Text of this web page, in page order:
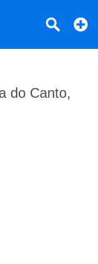
do Canto,